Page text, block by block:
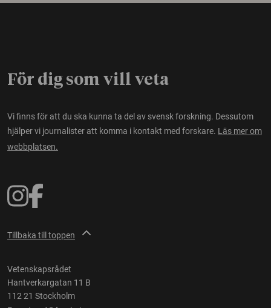
För dig som vill veta
Vi finns för att du ska kunna ta del av svensk forskning. Dessutom
hjälper vi journalister att komma i kontakt med forskare. Läs mer om
webbplatsen.
Tillbaka till toppen
Vetenskapsrådet
Hantverkargatan 11 B
112 21 Stockholm